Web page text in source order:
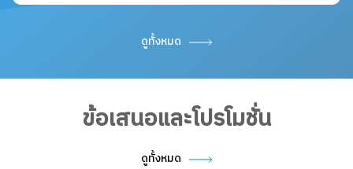
ดูทั้งหมด
ข้อเสนอและโปรโมชั่น
ดูทั้งหมด